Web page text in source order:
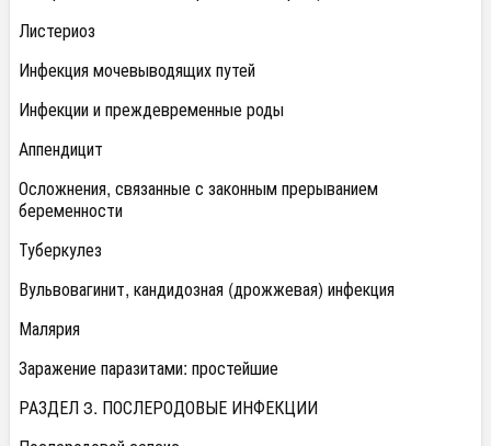
Листериоз
Инфекция мочевыводящих путей
Инфекции и преждевременные роды
Аппендицит
Осложнения, связанные с законным прерыванием
беременности
Туберкулез
Вульвовагинит, кандидозная (дрожжевая) инфекция
Малярия
Заражение паразитами: простейшие
РАЗДЕЛ 3. ПОСЛЕРОДОВЫЕ ИНФЕКЦИИ